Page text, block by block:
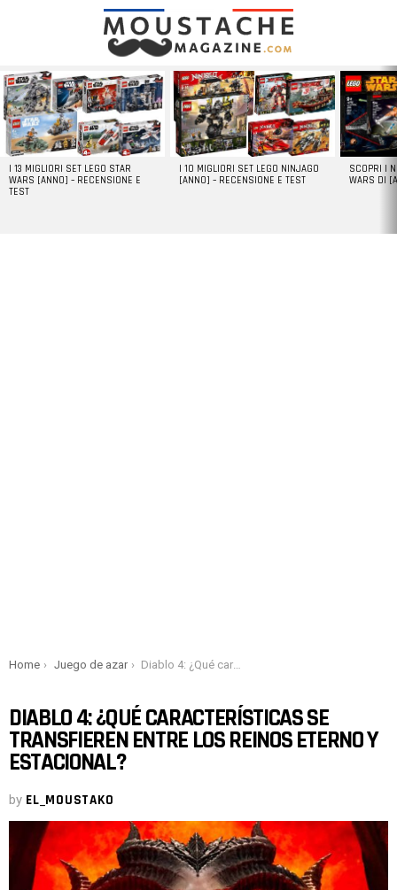
LATEST
STORIES
I 13 MIGLIORI SET LEGO STAR
WARS [ANNO] – RECENSIONE E
TEST
I 10 MIGLIORI SET LEGO NINJAGO
[ANNO] – RECENSIONE E TEST
SCOPRI I
WARS DI
You are here:
Home Juego de azar Diablo 4: ¿Qué características se transfieren entre los reinos eterno y estacional?
DIABLO 4: ¿QUÉ CARACTERÍSTICAS SE
TRANSFIEREN ENTRE LOS REINOS ETERNO Y
ESTACIONAL?
by EL_MOUSTAKO